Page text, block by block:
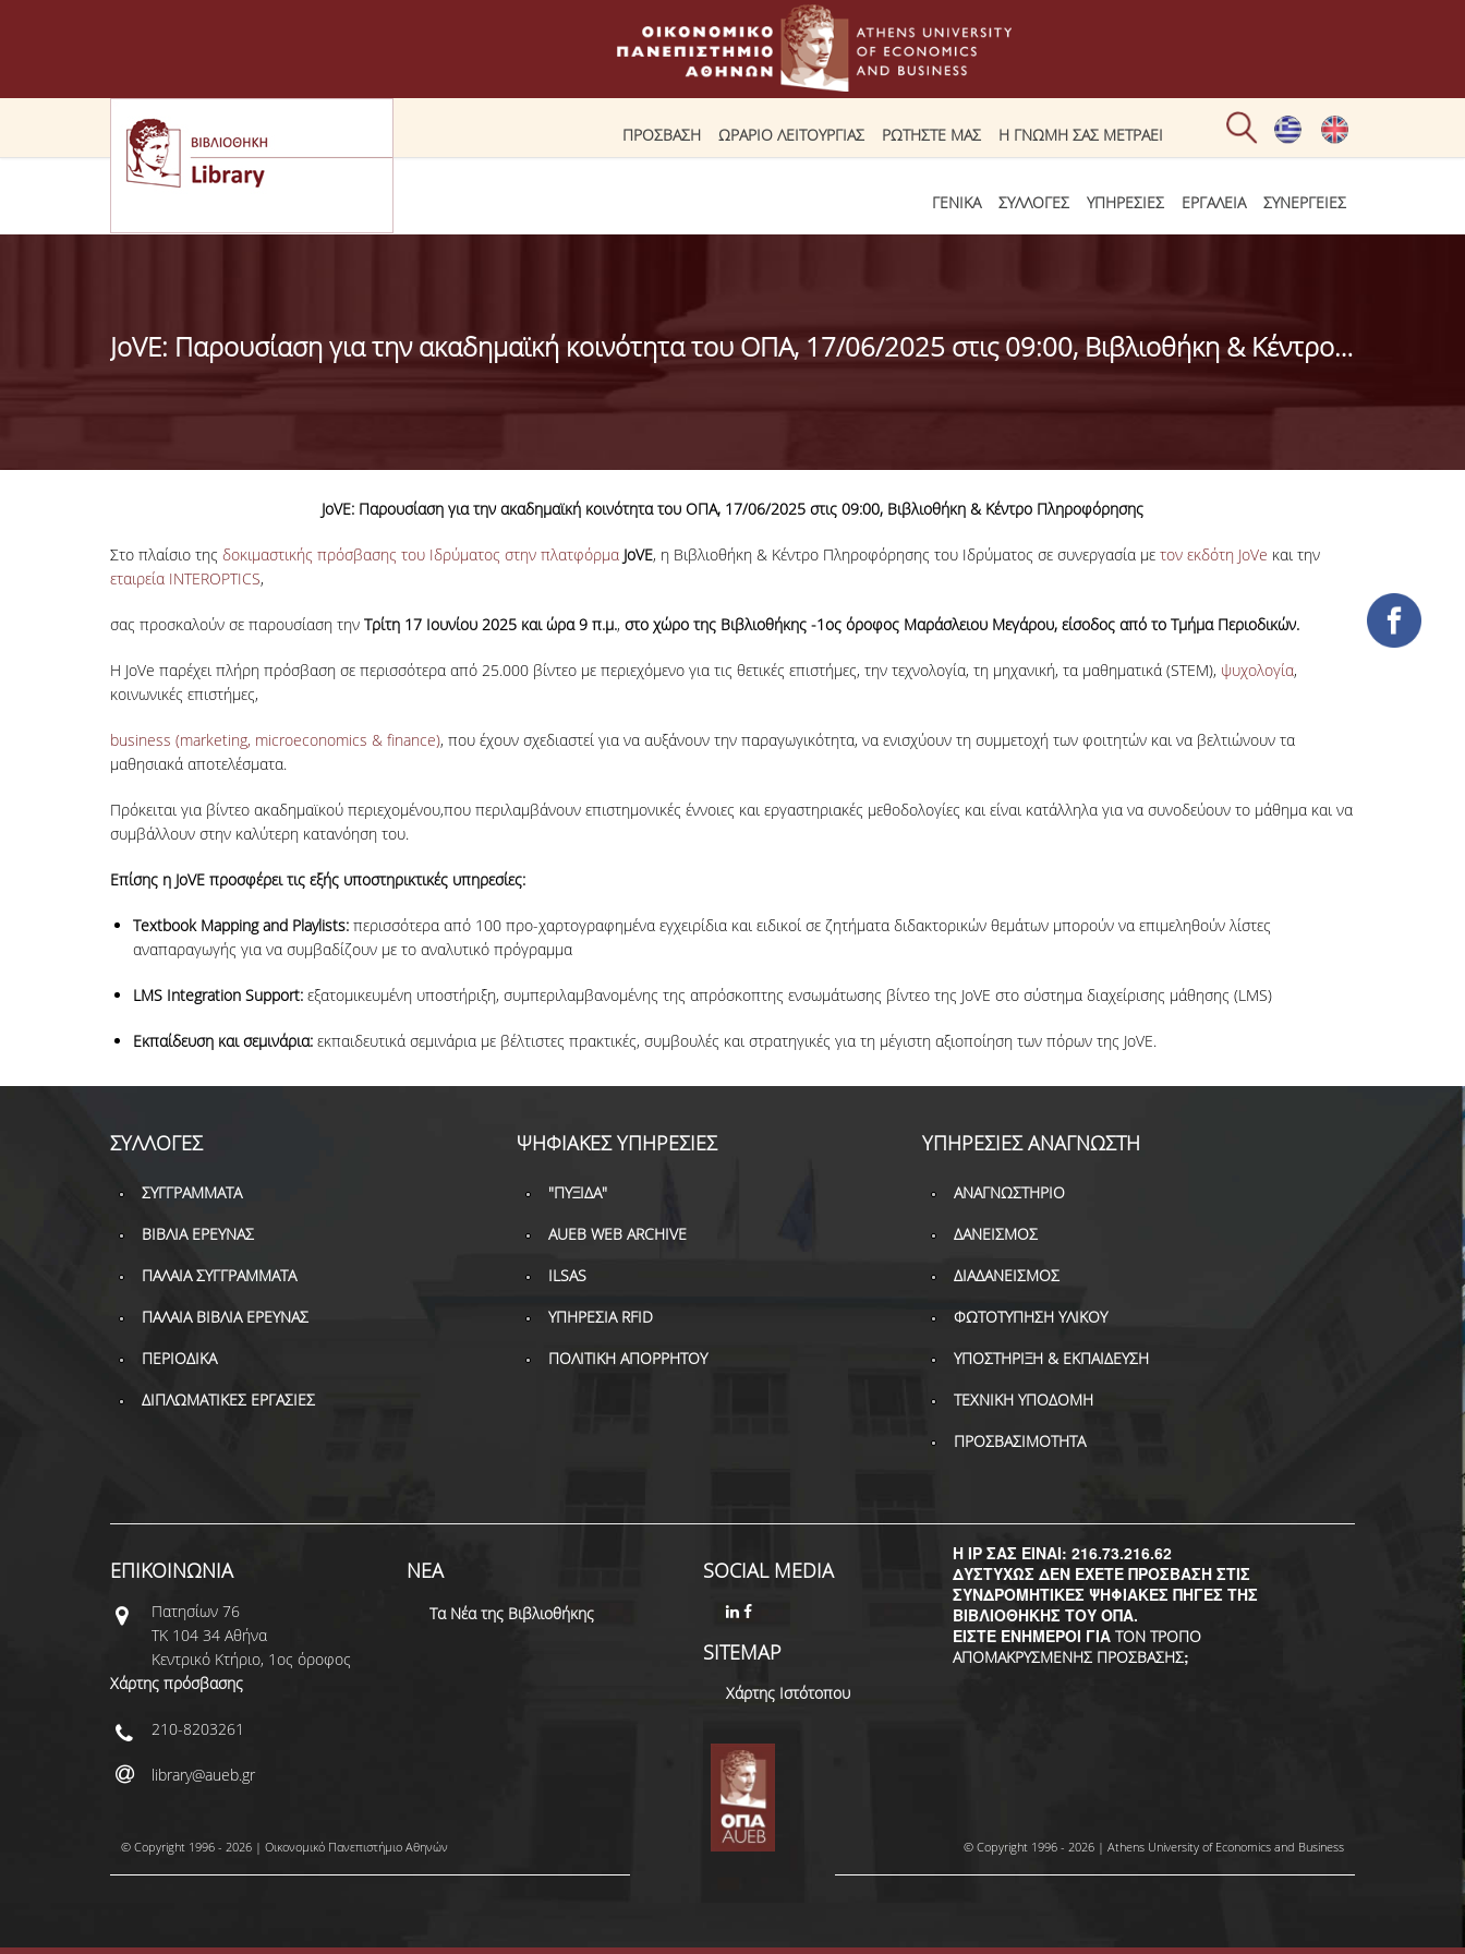
ΠΡΟΣΒΑΣΗ ΩΡΑΡΙΟ ΛΕΙΤΟΥΡΓΙΑΣ ΡΩΤΗΣΤΕ ΜΑΣ Η ΓΝΩΜΗ ΣΑΣ ΜΕΤΡΑΕΙ
ΓΕΝΙΚΑ ΣΥΛΛΟΓΕΣ ΥΠΗΡΕΣΙΕΣ ΕΡΓΑΛΕΙΑ ΣΥΝΕΡΓΕΙΕΣ
JoVE: Παρουσίαση για την ακαδημαϊκή κοινότητα του ΟΠΑ, 17/06/2025 στις 09:00, Βιβλιοθήκη & Κέντρο Πληροφόρησης
JoVE: Παρουσίαση για την ακαδημαϊκή κοινότητα του ΟΠΑ, 17/06/2025 στις 09:00, Βιβλιοθήκη & Κέντρο Πληροφόρησης
Στο πλαίσιο της δοκιμαστικής πρόσβασης του Ιδρύματος στην πλατφόρμα JoVE, η Βιβλιοθήκη & Κέντρο Πληροφόρησης του Ιδρύματος σε συνεργασία με τον εκδότη JoVe και την
εταιρεία INTEROPTICS,
σας προσκαλούν σε παρουσίαση τηνΤρίτη 17 Ιουνίου 2025 και ώρα 9 π.μ., στο χώρο της Βιβλιοθήκης -1οςόροφος Μαράσλειου Μεγάρου, είσοδος από το Τμήμα Περιοδικών.
Η JoVe παρέχει πλήρη πρόσβαση σε περισσότερα από 25.000 βίντεο με περιεχόμενο για τις θετικές επιστήμες, την τεχνολογία, τη μηχανική, τα μαθηματικά (STEM), ψυχολογία,
κοινωνικές επιστήμες,
business (marketing, microeconomics & finance), που έχουν σχεδιαστεί για να αυξάνουν την παραγωγικότητα, να ενισχύουν τη συμμετοχή των φοιτητών και να βελτιώνουν τα
μαθησιακά αποτελέσματα.
Πρόκειται για βίντεο ακαδημαϊκού περιεχομένου,που περιλαμβάνουν επιστημονικές έννοιες και εργαστηριακές μεθοδολογίες και είναι κατάλληλα για να συνοδεύουν το μάθημα και να
συμβάλλουν στην καλύτερη κατανόηση του.
Επίσης η JoVE προσφέρει τις εξής υποστηρικτικές υπηρεσίες:
Textbook Mapping and Playlists: περισσότερα από 100 προ-χαρτογραφημένα εγχειρίδια και ειδικοί σε ζητήματα διδακτορικών θεμάτων μπορούν να επιμεληθούν λίστες
αναπαραγωγής για να συμβαδίζουν με το αναλυτικό πρόγραμμα
LMS Integration Support:εξατομικευμένη υποστήριξη, συμπεριλαμβανομένης της απρόσκοπτης ενσωμάτωσης βίντεο της JoVE στο σύστημα διαχείρισης μάθησης (LMS)
Εκπαίδευση και σεμινάρια: εκπαιδευτικά σεμινάρια με βέλτιστες πρακτικές, συμβουλές και στρατηγικές για τη μέγιστη αξιοποίηση των πόρων της JoVE.
ΣΥΛΛΟΓΕΣ
ΣΥΓΓΡΑΜΜΑΤΑ
ΒΙΒΛΙΑ ΕΡΕΥΝΑΣ
ΠΑΛΑΙΑ ΣΥΓΓΡΑΜΜΑΤΑ
ΠΑΛΑΙΑ ΒΙΒΛΙΑ ΕΡΕΥΝΑΣ
ΠΕΡΙΟΔΙΚΑ
ΔΙΠΛΩΜΑΤΙΚΕΣ ΕΡΓΑΣΙΕΣ
ΨΗΦΙΑΚΕΣ ΥΠΗΡΕΣΙΕΣ
"ΠΥΞΙΔΑ"
AUEB WEB ARCHIVE
ILSAS
ΥΠΗΡΕΣΙΑ RFID
ΠΟΛΙΤΙΚΗ ΑΠΟΡΡΗΤΟΥ
ΥΠΗΡΕΣΙΕΣ ΑΝΑΓΝΩΣΤΗ
ΑΝΑΓΝΩΣΤΗΡΙΟ
ΔΑΝΕΙΣΜΟΣ
ΔΙΑΔΑΝΕΙΣΜΟΣ
ΦΩΤΟΤΥΠΗΣΗ ΥΛΙΚΟΥ
ΥΠΟΣΤΗΡΙΞΗ & ΕΚΠΑΙΔΕΥΣΗ
ΤΕΧΝΙΚΗ ΥΠΟΔΟΜΗ
ΠΡΟΣΒΑΣΙΜΟΤΗΤΑ
Η IP ΣΑΣ ΕΙΝΑΙ: 216.73.216.62
ΔΥΣΤΥΧΩΣ ΔΕΝ ΕΧΕΤΕ ΠΡΟΣΒΑΣΗ ΣΤΙΣ
ΣΥΝΔΡΟΜΗΤΙΚΕΣ ΨΗΦΙΑΚΕΣ ΠΗΓΕΣ ΤΗΣ
ΒΙΒΛΙΟΘΗΚΗΣ ΤΟΥ ΟΠΑ.
ΕΙΣΤΕ ΕΝΗΜΕΡΟΙ ΓΙΑ ΤΟΝ ΤΡΟΠΟ
ΑΠΟΜΑΚΡΥΣΜΕΝΗΣ ΠΡΟΣΒΑΣΗΣ;
ΕΠΙΚΟΙΝΩΝΙΑ
Πατησίων 76
ΤΚ 104 34 Αθήνα
Κεντρικό Κτήριο, 1ος όροφος
Χάρτης πρόσβασης
210-8203261
library@aueb.gr
ΝΕΑ
Τα Νέα της Βιβλιοθήκης
SOCIAL MEDIA
SITEMAP
Χάρτης Ιστότοπου
© Copyright 1996 - 2026 | Οικονομικό Πανεπιστήμιο Αθηνών © Copyright 1996 - 2026 | Athens University of Economics and Business